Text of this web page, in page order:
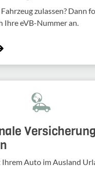
zulassen? Dann
Ihre eVB-​Nummer an.
Auto im Ausland